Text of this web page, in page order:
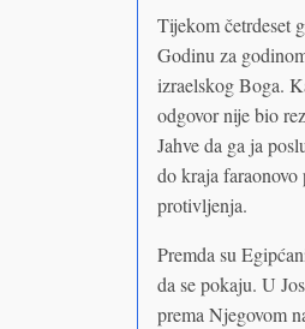
Tijekom četrdeset
Godinu za
izraelskog Boga.
odgovor nije bio
Jahve da ga ja
do kraja
protivljenja.
Premda su
da se pokaju. U
prema Njegovom